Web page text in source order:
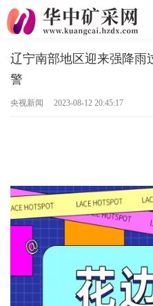
辽宁南部地区迎来强降雨
警
央视新闻 2023-08-12 20:45:17